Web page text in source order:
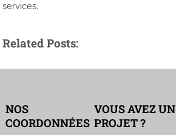
services.
Related Posts:
NOS
COORDONNÉES
VOUS AVEZ UN
PROJET ?